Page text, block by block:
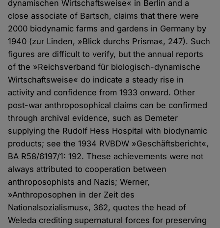
dynamischen Wirtschaftsweise« in Berlin and a
close associate of Bartsch, claims that there were
2000 biodynamic farms and gardens in Germany by
1940 (zur Linden, »Blick durchs Prisma«, 247). Such
figures are difficult to verify, but the annual reports
of the »Reichsverband für biologisch-dynamische
Wirtschaftsweise« do indicate a steady rise in
activity and confidence from 1933 onward. Other
post-war anthroposophical claims can be confirmed
through archival evidence, such as Demeter
supplying the Rudolf Hess Hospital with biodynamic
products; see the 1934 RVBDW »Geschäftsbericht«,
BA R58/6197/1: 192. These achievements were not
always attributed to cooperation between
anthroposophists and Nazis; Werner,
»Anthroposophen in der Zeit des
Nationalsozialismus«, 362, quotes the head of
Weleda crediting supernatural forces for preserving